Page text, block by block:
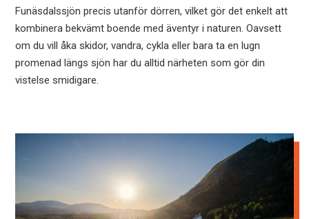
Funäsdalssjön precis utanför dörren, vilket gör det enkelt att
kombinera bekvämt boende med äventyr i naturen. Oavsett
om du vill åka skidor, vandra, cykla eller bara ta en lugn
promenad längs sjön har du alltid närheten som gör din
vistelse smidigare.